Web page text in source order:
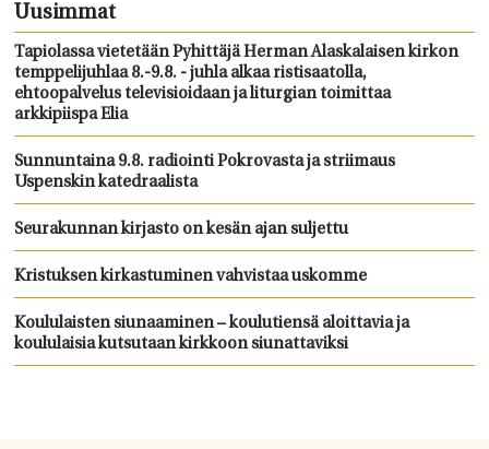
Uusimmat
Tapiolassa vietetään Pyhittäjä Herman Alaskalaisen kirkon
temppelijuhlaa 8.-9.8. - juhla alkaa ristisaatolla,
ehtoopalvelus televisioidaan ja liturgian toimittaa
arkkipiispa Elia
Sunnuntaina 9.8. radiointi Pokrovasta ja striimaus
Uspenskin katedraalista
Seurakunnan kirjasto on kesän ajan suljettu
Kristuksen kirkastuminen vahvistaa uskomme
Koululaisten siunaaminen – koulutiensä aloittavia ja
koululaisia kutsutaan kirkkoon siunattaviksi